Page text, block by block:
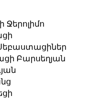
Բարսեղյան